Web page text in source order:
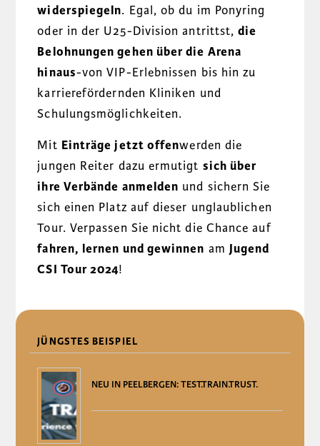
widerspiegeln. Egal, ob du im Ponyring
oder in der U25-Division antrittst,die
Belohnungen gehen über die Arena
hinaus-von VIP-Erlebnissen bis hin zu
karrierefördernden Kliniken und
Schulungsmöglichkeiten.
Mit Einträge jetzt offenwerden die
jungen Reiter dazu ermutigt sich über
ihre Verbände anmelden und sichern Sie
sich einen Platz auf dieser unglaublichen
Tour. Verpassen Sie nicht die Chance auf
fahren, lernen und gewinnen am Jugend
CSI Tour 2024!
JÜNGSTES BEISPIEL
NEU IN PEELBERGEN: TEST.TRAIN.TRUST.